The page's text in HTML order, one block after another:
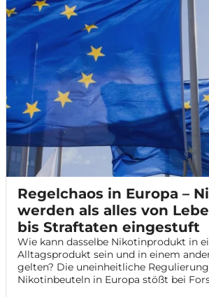
Regelchaos in Europa –
werden als alles von
bis Straftaten eingestuft
Wie kann dasselbe Nikotinprodukt in
Alltagsprodukt sein und in einem
gelten? Die uneinheitliche
Nikotinbeuteln in Europa stößt bei